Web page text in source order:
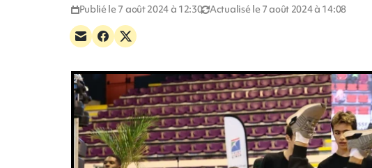
Publié le 7 août 2024 à 12:30 Actualisé le 7 août 2024 à 14:08